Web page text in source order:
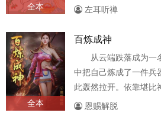
全本
爹！秦王很是不喜，遂
左耳听禅
全本
百炼成神
从云端跌落成为一
中把自己炼成了一件兵
此轰然拉开。依靠堪比
不妥协的坚强信念，朝
恩赐解脱